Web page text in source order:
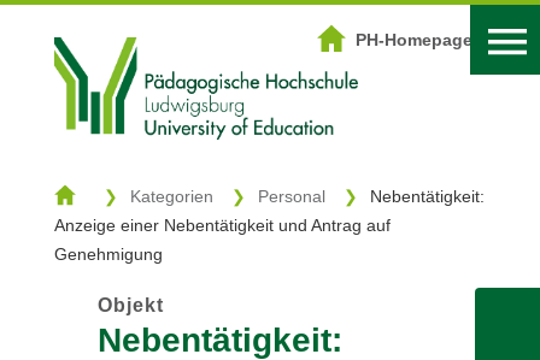
PH-Homepage
DOWNLOADZENTRUM
Kategorien
Schlagwörter
Kategorien Personal
Nebentätigkeit:
Anzeige einer Nebentätigkeit und Antrag auf
Genehmigung
Objekt
Nebentätigkeit: